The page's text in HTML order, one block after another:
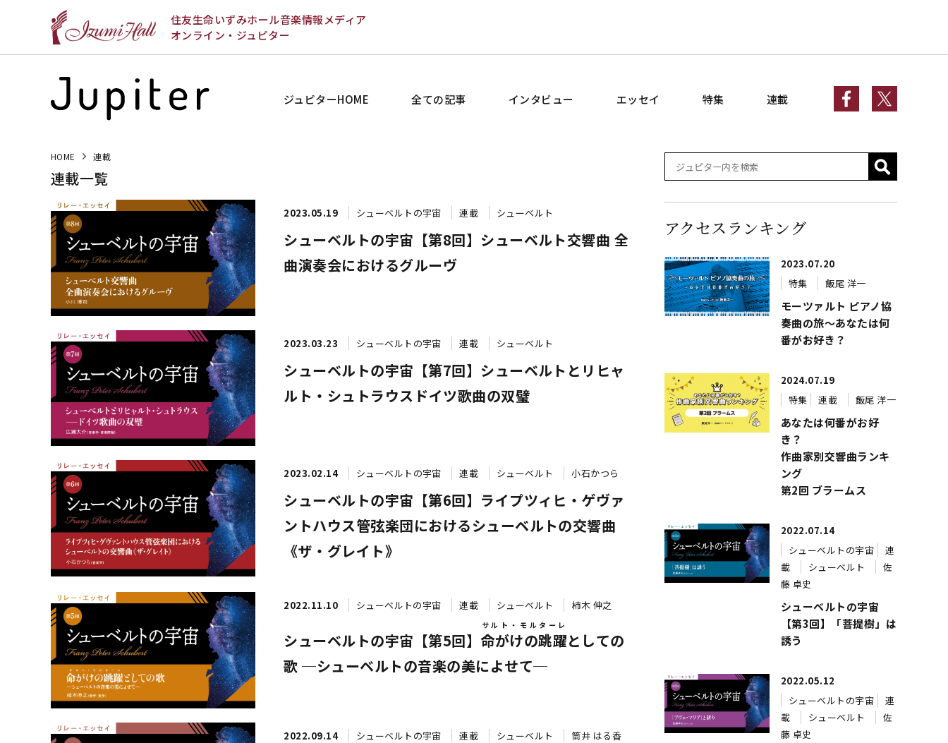
住友生命いずみホール音楽情報メディア
オンライン・ジュピター
ジュピターHOME 全ての記事 インタビュー エッセイ 特集 連載
HOME 連載
連載一覧
2023.05.19 シューベルトの宇宙 連載 シューベルト
シューベルトの宇宙【第8回】シューベルト交響曲 全
曲演奏会におけるグルーヴ
2023.03.23 シューベルトの宇宙 連載 シューベルト
シューベルトの宇宙【第7回】シューベルトとリヒャ
ルト・シュトラウス――ドイツ歌曲の双璧
2023.02.14 シューベルトの宇宙 連載 シューベルト 小石かつら
シューベルトの宇宙【第6回】ライプツィヒ・ゲヴァ
ントハウス管弦楽団におけるシューベルトの交響曲
《ザ・グレイト》
2022.11.10 シューベルトの宇宙 連載 シューベルト 柿木 伸之
シューベルトの宇宙【第5回】命がけの跳躍
サルト・モルターレ
としての
歌 ─シューベルトの音楽の美によせて─
2022.09.14 シューベルトの宇宙 連載 シューベルト 筒井 はる香
アクセスランキング
2023.07.20
特集
飯尾 洋一
モーツァルト ピアノ協
奏曲の旅～あなたは何
番がお好き？
2024.07.19
特集
連載 飯尾 洋一
あなたは何番がお好
き？
作曲家別交響曲ランキ
ング
第2回 ブラームス
2022.07.14
シューベルトの宇宙
連
載
シューベルト
佐
藤 卓史
シューベルトの宇宙
【第3回】「菩提樹」は
誘う
2022.05.12
シューベルトの宇宙
連
載
シューベルト
佐
藤 卓史